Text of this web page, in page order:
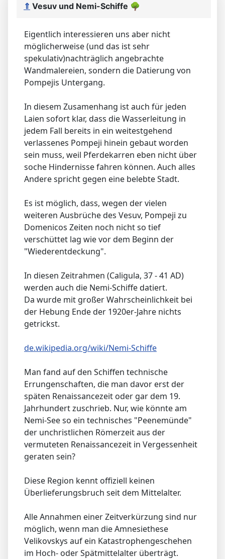
⇑ Vesuv und Nemi-Schiffe 🌳
Eigentlich interessieren uns aber nicht
möglicherweise (und das ist sehr
spekulativ)nachträglich angebrachte
Wandmalereien, sondern die Datierung von
Pompejis Untergang.
In diesem Zusamenhang ist auch für jeden
Laien sofort klar, dass die Wasserleitung in
jedem Fall bereits in ein weitestgehend
verlassenes Pompeji hinein gebaut worden
sein muss, weil Pferdekarren eben nicht über
soche Hindernisse fahren können. Auch alles
Andere spricht gegen eine belebte Stadt.
Es ist möglich, dass, wegen der vielen
weiteren Ausbrüche des Vesuv, Pompeji zu
Domenicos Zeiten noch nicht so tief
verschüttet lag wie vor dem Beginn der
"Wiederentdeckung".
In diesen Zeitrahmen (Caligula, 37 - 41 AD)
werden auch die Nemi-Schiffe datiert.
Da wurde mit großer Wahrscheinlichkeit bei
der Hebung Ende der 1920er-Jahre nichts
getrickst.
de.wikipedia.org/wiki/Nemi-Schiffe
Man fand auf den Schiffen technische
Errungenschaften, die man davor erst der
späten Renaissancezeit oder gar dem 19.
Jahrhundert zuschrieb. Nur, wie könnte am
Nemi-See so ein technisches "Peenemünde"
der unchristlichen Römerzeit aus der
vermuteten Renaissancezeit in Vergessenheit
geraten sein?
Diese Region kennt offiziell keinen
Überlieferungsbruch seit dem Mittelalter.
Alle Annahmen einer Zeitverkürzung sind nur
möglich, wenn man die Amnesiethese
Velikovskys auf ein Katastrophengeschehen
im Hoch- oder Spätmittelalter überträgt.